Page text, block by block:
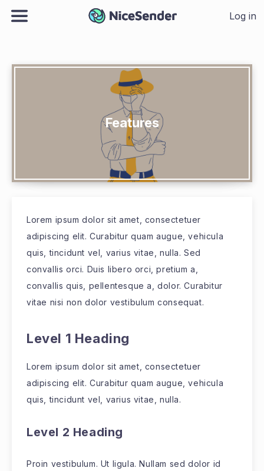
Log in
Features
Lorem ipsum dolor sit amet, consectetuer
adipiscing elit. Curabitur quam augue, vehicula
quis, tincidunt vel, varius vitae, nulla. Sed
convallis orci. Duis libero orci, pretium a,
convallis quis, pellentesque a, dolor. Curabitur
vitae nisi non dolor vestibulum consequat.
Level 1 Heading
Lorem ipsum dolor sit amet, consectetuer
adipiscing elit. Curabitur quam augue, vehicula
quis, tincidunt vel, varius vitae, nulla.
Level 2 Heading
Proin vestibulum. Ut ligula. Nullam sed dolor id